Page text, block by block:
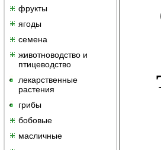
фрукты
ягоды
семена
животноводство и
птицеводство
лекарственные
растения
грибы
бобовые
масличные